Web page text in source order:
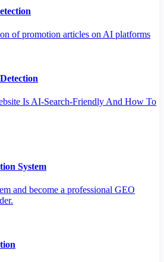
of promotion articles on AI platforms
Is AI-Search-Friendly And How To
System
and become a professional GEO